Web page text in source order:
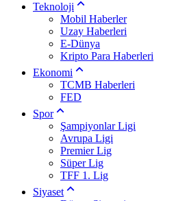
Teknoloji
Mobil Haberler
Uzay Haberleri
E-Dünya
Kripto Para Haberleri
Ekonomi
TCMB Haberleri
FED
Spor
Şampiyonlar Ligi
Avrupa Ligi
Premier Lig
Süper Lig
TFF 1. Lig
Siyaset